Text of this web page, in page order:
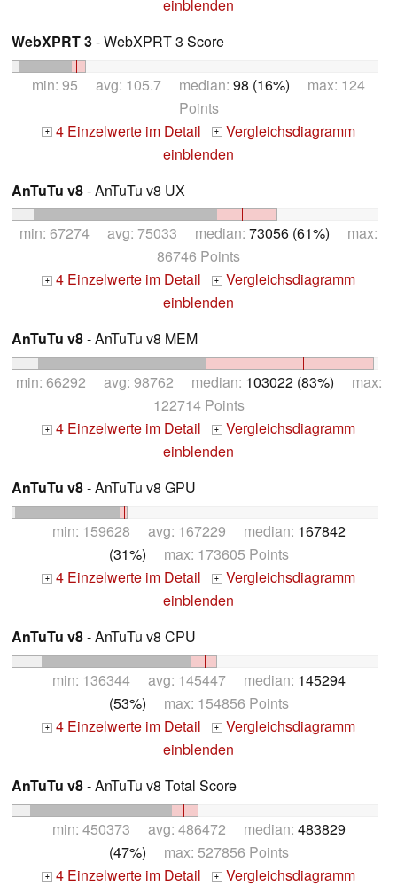
einblenden
WebXPRT 3- WebXPRT 3 Score
min: 95 avg: 105.7 median: 98 (16%) max: 124
Points
+ 4 Einzelwerte im Detail + Vergleichsdiagramm
einblenden
AnTuTu v8- AnTuTu v8 UX
min: 67274 avg: 75033 median: 73056 (61%) max:
86746 Points
+ 4 Einzelwerte im Detail + Vergleichsdiagramm
einblenden
AnTuTu v8- AnTuTu v8 MEM
min: 66292 avg: 98762 median: 103022 (83%) max:
122714 Points
+ 4 Einzelwerte im Detail + Vergleichsdiagramm
einblenden
AnTuTu v8- AnTuTu v8 GPU
min: 159628 avg: 167229 median: 167842
(31%) max: 173605 Points
+ 4 Einzelwerte im Detail + Vergleichsdiagramm
einblenden
AnTuTu v8- AnTuTu v8 CPU
min: 136344 avg: 145447 median: 145294
(53%) max: 154856 Points
+ 4 Einzelwerte im Detail + Vergleichsdiagramm
einblenden
AnTuTu v8- AnTuTu v8 Total Score
min: 450373 avg: 486472 median: 483829
(47%) max: 527856 Points
+ 4 Einzelwerte im Detail + Vergleichsdiagramm